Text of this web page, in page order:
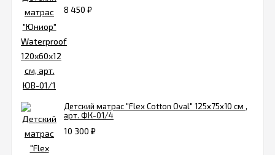
8 450 ₽
Детский матрас "Flex Cotton Oval" 125х75х10 см ,
арт. ФК-01/4
10 300 ₽